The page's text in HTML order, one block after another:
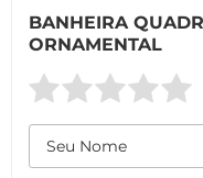
BANHEIRA
ORNAMENTAL